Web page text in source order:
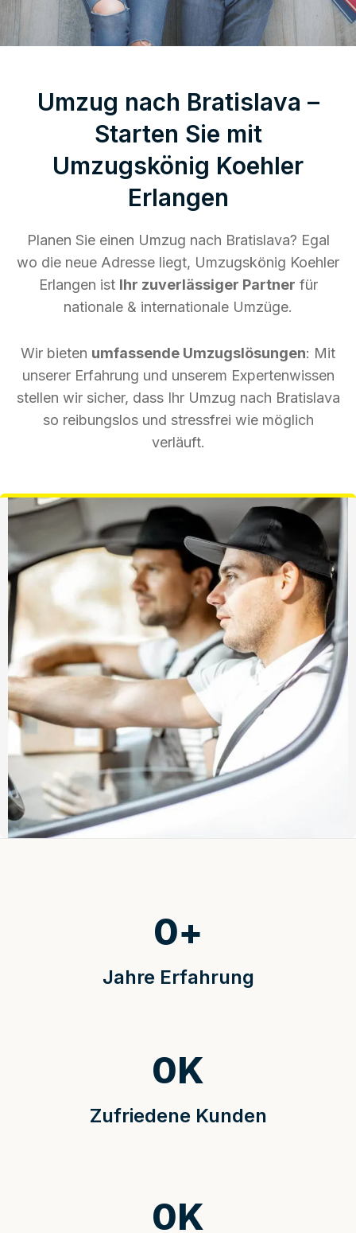
Umzug nach Bratislava –
Starten Sie mit
Umzugskönig Koehler
Erlangen
Planen Sie einen Umzug nach Bratislava? Egal
wo die neue Adresse liegt, Umzugskönig Koehler
Erlangen ist Ihr zuverlässiger Partner für
nationale & internationale Umzüge.
Wir bieten umfassende Umzugslösungen: Mit
unserer Erfahrung und unserem Expertenwissen
stellen wir sicher, dass Ihr Umzug nach Bratislava
so reibungslos und stressfrei wie möglich
verläuft.
Jahre Erfahrung
0+
Zufriedene Kunden
0K
0K